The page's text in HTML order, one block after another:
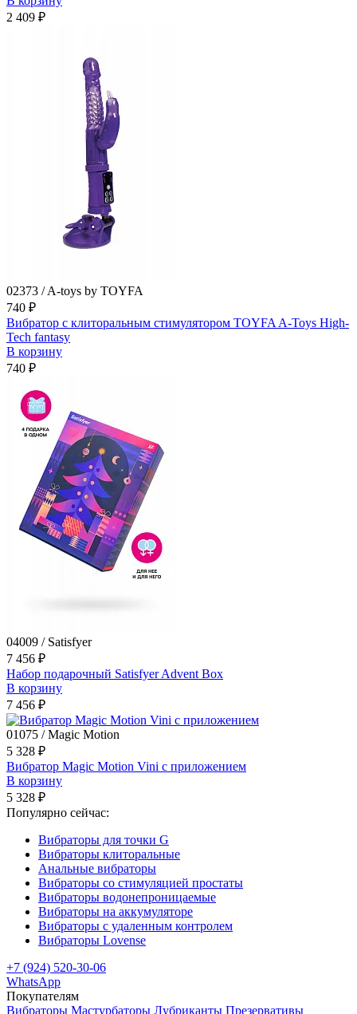
2 409 ₽
02373 / A-toys by TOYFA
740 ₽
Вибратор с клиторальным стимулятором TOYFA A-Toys High-
Tech fantasy
В корзину
740 ₽
04009 / Satisfyer
7 456 ₽
Набор подарочный Satisfyer Advent Box
В корзину
7 456 ₽
01075 / Magic Motion
5 328 ₽
Вибратор Magic Motion Vini с приложением
В корзину
5 328 ₽
Популярно сейчас:
Вибраторы для точки G
Вибраторы клиторальные
Анальные вибраторы
Вибраторы со стимуляцией простаты
Вибраторы водонепроницаемые
Вибраторы на аккумуляторе
Вибраторы с удаленным контролем
Вибраторы Lovense
+7 (924) 520-30-06
WhatsApp
Покупателям
Вибраторы Мастурбаторы Лубриканты Презервативы